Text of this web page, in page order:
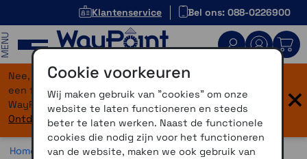
Klantenservice Bel ons: 088-0226900
Nee, je bent niet verdwaald! Onze website heeft
een flinke upgrade gekregen. Dezelfde vertrouwde
WayPoint-service, maar dan in een modern jasje.
Ontdek hier wat er allemaal nieuw is.
×
Home >Accessoires >Overig > Beeline accessoires
Cookie voorkeuren
Wij maken gebruik van "cookies" om onze
website te laten functioneren en steeds
beter te laten werken. Naast de functionele
cookies die nodig zijn voor het functioneren
van de website, maken we ook gebruik van